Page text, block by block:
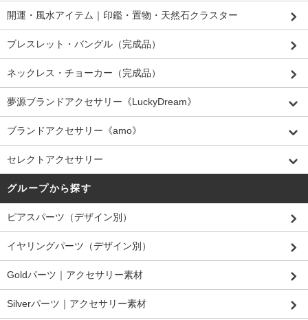
開運・風水アイテム｜印鑑・置物・天然石クラスター
ブレスレット・バングル（完成品）
ネックレス・チョーカー（完成品）
夢源ブランドアクセサリー《LuckyDream》
ブランドアクセサリー《amo》
セレクトアクセサリー
グループから探す
ピアスパーツ（デザイン別）
イヤリングパーツ（デザイン別）
Goldパーツ｜アクセサリー素材
Silverパーツ｜アクセサリー素材